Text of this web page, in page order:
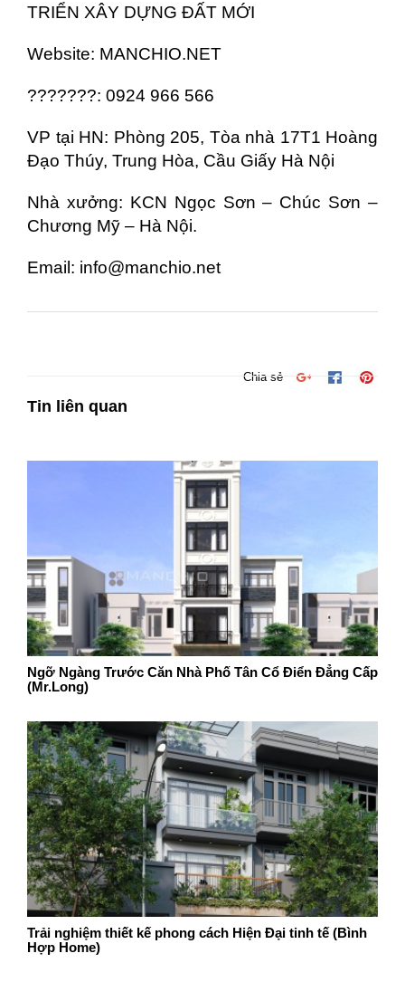
TRIỂN XÂY DỰNG ĐẤT MỚI
Website: MANCHIO.NET
???????: 0924 966 566
VP tại HN: Phòng 205, Tòa nhà 17T1 Hoàng
Đạo Thúy, Trung Hòa, Cầu Giấy Hà Nội
Nhà xưởng: KCN Ngọc Sơn – Chúc Sơn –
Chương Mỹ – Hà Nội.
Email: info@manchio.net
Chia sẻ
Tin liên quan
Ngỡ Ngàng Trước Căn Nhà Phố Tân Cổ Điển Đẳng Cấp
(Mr.Long)
Trải nghiệm thiết kế phong cách Hiện Đại tinh tế (Bình
Hợp Home)